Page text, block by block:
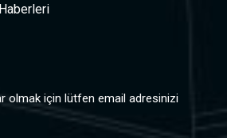
olmak için lütfen email adresinizi